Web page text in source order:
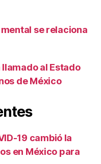
se relaciona
al Estado
de México
19 cambió la
en México para